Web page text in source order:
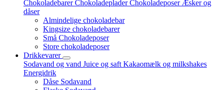
ChokoladebarerChokoladepladerChokoladeposer Æsker og
dåser
Almindelige chokoladebar
Kingsize chokoladebarer
Små Chokoladeposer
Store chokoladeposer
Drikkevarer
Sodavand og vand Juice og saft Kakaomælk og milkshakes
Energidrik
Dåse Sodavand